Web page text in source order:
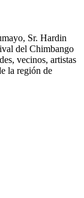
Sr. Hardin
del Chimbango
vecinos, artistas
la región de